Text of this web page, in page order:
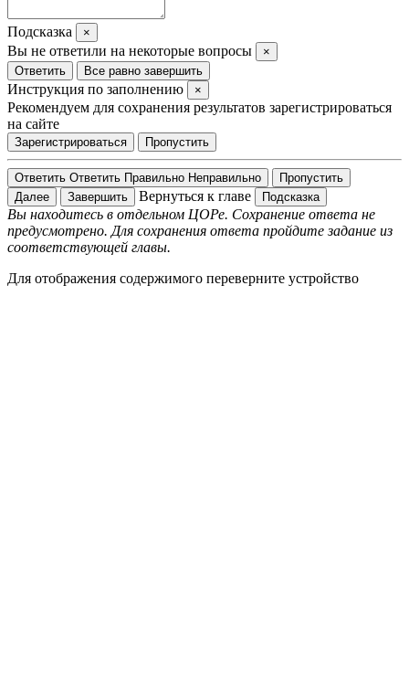
Подсказка ×
Вы не ответили на некоторые вопросы
×
Ответить
Все равно завершить
Инструкция по заполнению ×
Рекомендуем для сохранения результатов зарегистрироваться
на сайте
Зарегистрироваться Пропустить
Ответить Ответить Правильно Неправильно
Пропустить
Далее
Завершить Вернуться к главе Подсказка
Вы находитесь в отдельном ЦОРе. Сохранение ответа не
предусмотрено. Для сохранения ответа пройдите задание из
соответствующей главы.
Для отображения содержимого переверните устройство